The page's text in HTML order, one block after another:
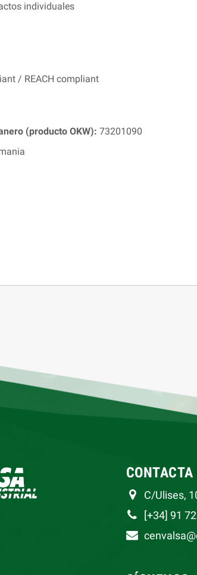
individuales
/ REACH compliant
(producto OKW): 73201090
CONTACTA
C/Ulises,
[+34] 91